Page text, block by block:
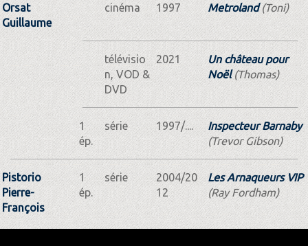
Orsat
Guillaume
cinéma 1997 Metroland(Toni)
télévisio
n, VOD &
DVD
2021
Un château pour
Noël(Thomas)
1
ép.
série 1997/....
Inspecteur Barnaby
(Trevor Gibson)
Pistorio
Pierre-
François
1
ép.
série
2004/20
12
Les Arnaqueurs VIP
(Ray Fordham)